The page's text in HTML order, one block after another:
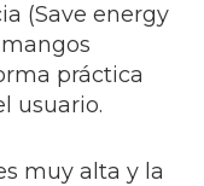
(Save energy
práctica
usuario.
muy alta y la